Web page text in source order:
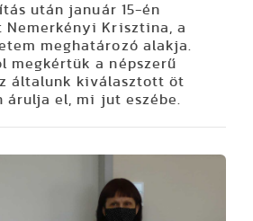
után január 15-én
Krisztina, a
meghatározó alakja.
megkértük a népszerű
általunk kiválasztott öt
el, mi jut eszébe.